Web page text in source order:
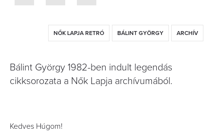
NŐK LAPJA RETRÓ BÁLINT GYÖRGY ARCHÍV
Bálint György 1982-ben indult legendás
cikksorozata a Nők Lapja archívumából.
Kedves Húgom!